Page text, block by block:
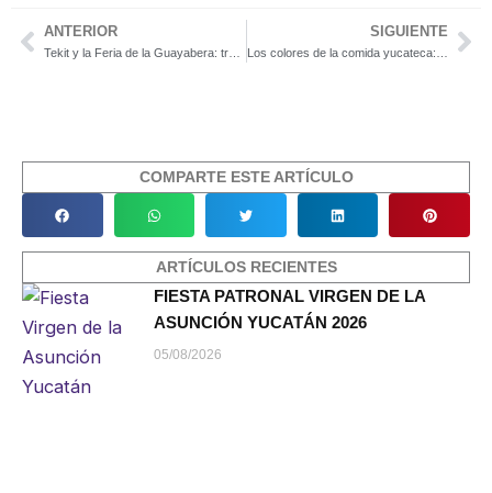
Previo
ANTERIOR SIGUIENTE
COMPARTE ESTE ARTÍCULO
ARTÍCULOS RECIENTES
FIESTA PATRONAL VIRGEN DE LA
ASUNCIÓN YUCATÁN 2026
05/08/2026